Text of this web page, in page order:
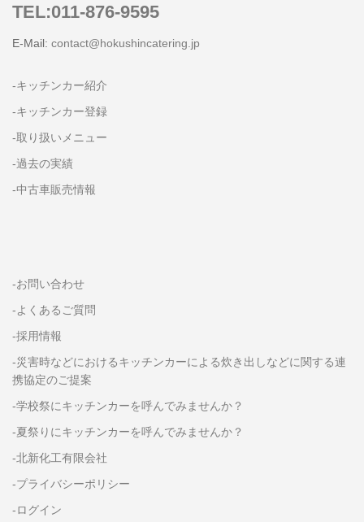
TEL:011-876-9595
E-Mail: contact@hokushincatering.jp
-キッチンカー紹介
-キッチンカー登録
-取り扱いメニュー
-過去の実績
-中古車販売情報
-お問い合わせ
-よくあるご質問
-採用情報
-災害時などにおけるキッチンカーによる炊き出しなどに関する連
携協定のご提案
-学校祭にキッチンカーを呼んでみませんか？
-夏祭りにキッチンカーを呼んでみませんか？
-北新化工有限会社
-プライバシーポリシー
-ログイン